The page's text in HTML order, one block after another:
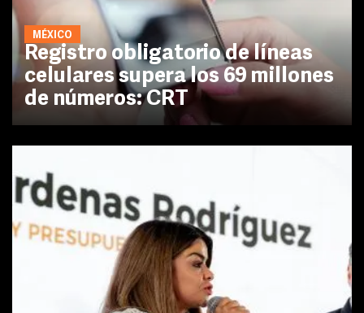
MÉXICO
Registro obligatorio de líneas
celulares supera los 69 millones
de números: CRT